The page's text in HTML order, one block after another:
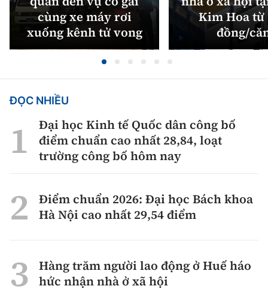
cùng xe máy rơi
xuống kênh tử vong
Kim Hoa từ
đồng/
ĐỌC NHIỀU
Đại học Kinh tế Quốc dân công bố
điểm chuẩn cao nhất 28,84, loạt
trường công bố hôm nay
Điểm chuẩn 2026: Đại học Bách khoa
Hà Nội cao nhất 29,54 điểm
Hàng trăm người lao động ở Huế háo
hức nhận nhà ở xã hội